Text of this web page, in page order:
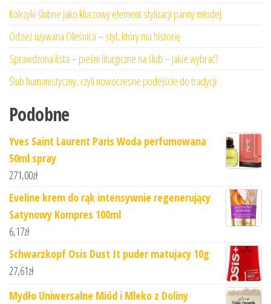
Kolczyki ślubne jako kluczowy element stylizacji panny młodej
Odzież używana Oleśnica – styl, który ma historię
Sprawdzona lista – pieśni liturgiczne na ślub – jakie wybrać?
Ślub humanistyczny, czyli nowoczesne podejście do tradycji
Podobne
Yves Saint Laurent Paris Woda perfumowana
50ml spray
271,00zł
Eveline krem do rąk intensywnie regenerujący
Satynowy Kompres 100ml
6,17zł
Schwarzkopf Osis Dust It puder matujacy 10g
27,61zł
Mydło Uniwersalne Miód i Mleko z Doliny